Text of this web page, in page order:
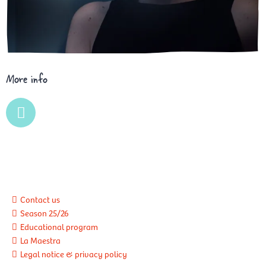
More info
L
i
n
Contact us
Season 25/26
Educational program
La Maestra
Legal notice & privacy policy